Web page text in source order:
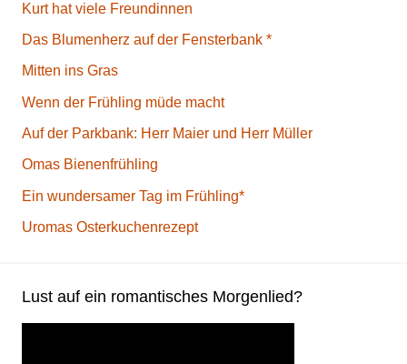
Kurt hat viele Freundinnen
Das Blumenherz auf der Fensterbank *
Mitten ins Gras
Wenn der Frühling müde macht
Auf der Parkbank: Herr Maier und Herr Müller
Omas Bienenfrühling
Ein wundersamer Tag im Frühling*
Uromas Osterkuchenrezept
Lust auf ein romantisches Morgenlied?